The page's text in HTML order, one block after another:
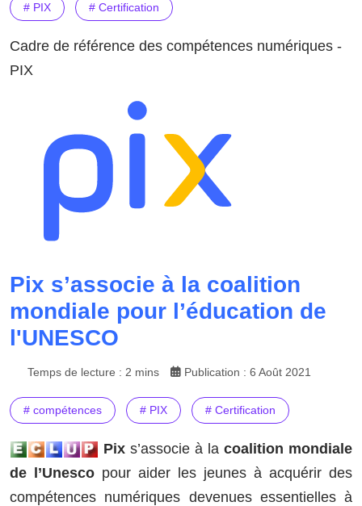
# PIX # Certification
Cadre de référence des compétences numériques -
PIX
Pix s’associe à la coalition
mondiale pour l’éducation de
l'UNESCO
Temps de lecture : 2 mins Publication : 6 Août 2021
# compétences # PIX # Certification
Pix s’associe à la coalition mondiale
de l’Unesco pour aider les jeunes à acquérir des
compétences numériques devenues essentielles à